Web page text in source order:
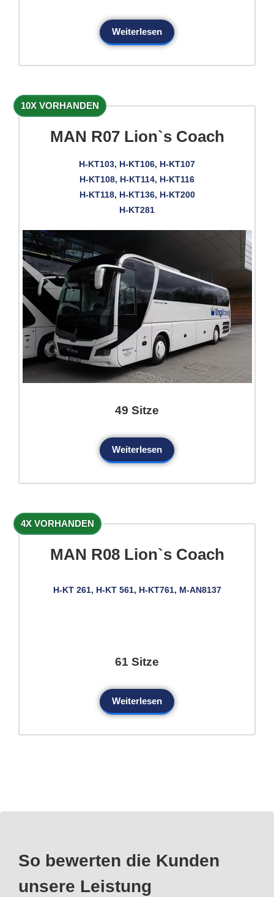
Weiterlesen
10X VORHANDEN
MAN R07 Lion`s Coach
H-KT103, H-KT106, H-KT107
H-KT108, H-KT114, H-KT116
H-KT118, H-KT136, H-KT200
H-KT281
49 Sitze
Weiterlesen
4X VORHANDEN
MAN R08 Lion`s Coach
H-KT 261, H-KT 561, H-KT761, M-AN8137
61 Sitze
Weiterlesen
So bewerten die Kunden
unsere Leistung